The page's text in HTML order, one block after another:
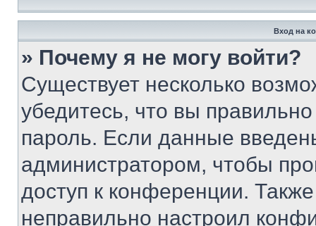
Вход на
» Почему я не могу войти?
Существует несколько
убедитесь, что вы
пароль. Если данные
администратором, чтобы
доступ к конференции.
неправильно настроил